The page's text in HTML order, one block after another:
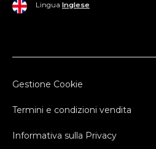
Lingua Inglese
Gestione Cookie
Termini e condizioni vendita
Informativa sulla Privacy